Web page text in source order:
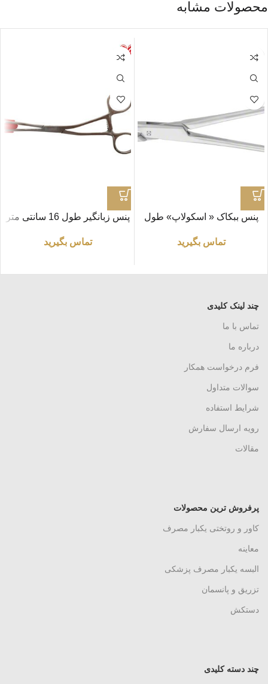
محصولات مشابه
پنس ببکاک « اسکولاپ» طول
تماس بگیرید
پنس زبانگیر طول 16 سانتی متر
تماس بگیرید
چند لینک کلیدی
تماس با ما
درباره ما
فرم درخواست همکار
سوالات متداول
شرایط استفاده
رویه ارسال سفارش
مقالات
پرفروش ترین محصولات
کاور و روتختی یکبار مصرف
معاینه
البسه یکبار مصرف پزشکی
تزریق و پانسمان
دستکش
چند دسته کلیدی